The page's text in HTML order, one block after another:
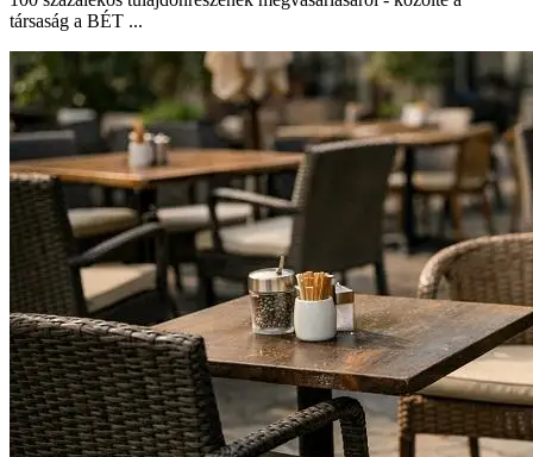
társaság a BÉT ...